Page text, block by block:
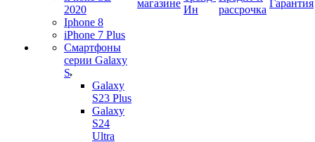
2020
Iphone 8
iPhone 7 Plus
Смартфоны
серии Galaxy
S
Galaxy
S23 Plus
Galaxy
S24
Ultra
магазине
Ин
рассрочка
Гарантия